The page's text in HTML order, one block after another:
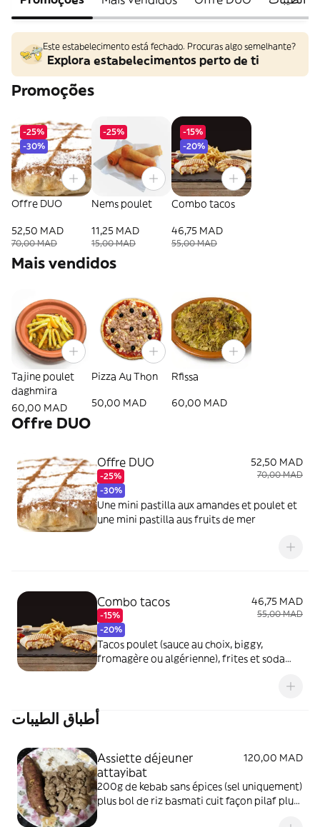
Este estabelecimento está fechado. Procuras algo semelhante?
Explora estabelecimentos perto de ti
Promoções
-25%
-30%
Offre DUO
52,50 MAD
70,00 MAD
-25%
Nems poulet
11,25 MAD
15,00 MAD
-15%
-20%
Combo tacos
46,75 MAD
55,00 MAD
Mais vendidos
Tajine poulet
daghmira
60,00 MAD
Pizza Au Thon
50,00 MAD
Rfissa
60,00 MAD
Offre DUO
Offre DUO
-25%
-30%
52,50 MAD
70,00 MAD
Une mini pastilla aux amandes et poulet et
une mini pastilla aus fruits de mer
Combo tacos
-15%
-20%
46,75 MAD
55,00 MAD
Tacos poulet (sauce au choix, biggy,
fromagère ou algérienne), frites et soda
أطباق الطيبات
Assiette déjeuner
attayibat
120,00 MAD
200g de kebab sans épices (sel uniquement)
plus bol de riz basmati cuit façon pilaf plus